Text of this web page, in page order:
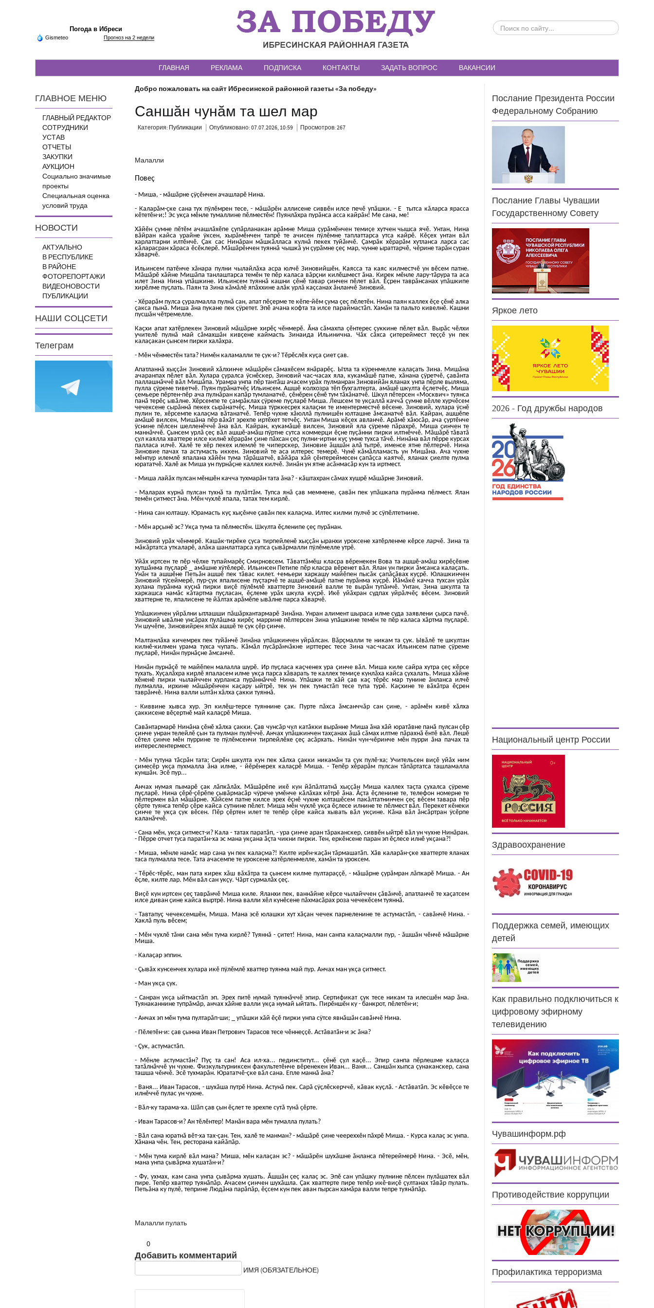
Погода в Ибреси
Gismeteo Прогноз на 2 недели
ПОИСК
ПО
ГЛАВНАЯ РЕКЛАМА ПОДПИСКА КОНТАКТЫ ЗАДАТЬ ВОПРОС ВАКАНСИИ
ГЛАВНОЕ МЕНЮ
ГЛАВНЫЙ РЕДАКТОР
СОТРУДНИКИ
УСТАВ
ОТЧЕТЫ
ЗАКУПКИ
АУКЦИОН
Социально значимые
проекты
Специальная оценка
условий труда
НОВОСТИ
АКТУАЛЬНО
В РЕСПУБЛИКЕ
В РАЙОНЕ
ФОТОРЕПОРТАЖИ
ВИДЕОНОВОСТИ
ПУБЛИКАЦИИ
НАШИ СОЦСЕТИ
Телеграм
Добро пожаловать на сайт Ибресинской районной газеты «За победу»
Саншăн чунăм та шел мар
Категория: Публикации Опубликовано: 07.07.2026, 10:59 Просмотров: 267
Малалли
Повеç
- Миша, - мăшăрне çÿçĕнчен ачашларĕ Нина.
- Каларăм-çке сана тух пÿлĕмрен тесе, - мăшăрĕн аллисене сиввĕн илсе печĕ упăшки. - Е
тытса кăларса ярасса
кĕтетĕн-и;! Эс укçа мĕнле тумаллине пĕлместĕн! Пуянлăхра пурăнса асса кайрăн! Ме сана, ме!
Хăйĕн çумне пĕтĕм ачашлăхĕпе çупăрланакан арăмне Миша çурăмĕнчен темиçе хутчен чышса ячĕ. Унтан, Нина
вăйран кайса урайне ÿксен, хырăмĕнчен тапрĕ те ачисен пÿлĕмне таплаттарса утса кайрĕ. Кĕçех унтан вăл
харлаттарни илтĕнчĕ. Çак сас Нинăран мăшкăлласа кулнă пекех туйăнчĕ. Çамрăк хĕрарăм хутланса ларса сас
кăларасран хăраса ĕсĕклерĕ. Мăшăрĕнчен туяннă чышкă ун çурăмне çеç мар, чунне ыраттарчĕ, чĕрине тарăн суран
хăварчĕ.
Ильинсем патĕнче хăнара пулни чылайлăха асра юлчĕ Зиновийшĕн. Каясса та каяс килместчĕ ун вĕсем патне.
Мăшăрĕ хăйне Мишăпа танлаштарса темĕн те пĕр каласа вăрçни килĕшмест ăна. Кирек мĕнле лару-тăрура та аса
илет Зина Нина упăшкине. Ильинсем туяннă кашни çĕнĕ тавар çинчен пĕлет вăл. Ĕçрен таврăнсанах упăшкипе
хирĕлме пуçлать. Паян та Зина кăмăлĕ япăххине алăк урлă каçсанах ăнланчĕ Зиновий.
- Хĕрарăм пулса çуралмалла пулнă сан, апат пĕçерме те кĕпе-йĕм çума çеç пĕлетĕн. Нина паян каллех ĕçе çĕнĕ алка
çакса пынă. Миша ăна пукане пек çÿретет. Эпĕ ачана кофта та илсе параймастăп. Хамăн та пальто кивелнĕ. Кашни
пусшăн чĕтремелле.
Каçхи апат хатĕрлекен Зиновий мăшăрне хирĕç чĕнмерĕ. Ăна сăмахпа çĕнтерес çуккине пĕлет вăл. Вырăс чĕлхи
учителĕ пулнă май сăмахшăн кивçене каймасть Зинаида Ильинична. Чăх сăхса çитереймест теççĕ ун пек
калаçакан çынсем пирки халăхра.
- Мĕн чĕнместĕн тата? Нимĕн каламалли те çук-и? Тĕрĕслĕх куçа çиет çав.
Апатланнă хыççăн Зиновий хăлхинче мăшăрĕн сăмахĕсем янăрарĕç. Ытла та кÿренмелле калаçать Зина. Мишăна
ачаранпах пĕлет вăл. Хулара çуралса ÿснĕскер, Зиновий час-часах яла, кукамăшĕ патне, хăнана çÿретчĕ, çавăнта
паллашнăччĕ вăл Мишăпа. Урамра унпа пĕр тантăш ачасем урăх пулманран Зиновийăн яланах унпа пĕрле выляма,
пулла çÿреме тиветчĕ. Пуян пурăнатчĕç Ильинсем. Ашшĕ колхозра тĕп бухгалтерта, амăшĕ шкулта ĕçлетчĕç. Миша
çемьере пĕртен-пĕр ача пулнăран капăр тумланатчĕ, çĕнĕрен çĕнĕ тум тăхăнатчĕ. Шкул пĕтерсен «Москвич» туянса
панă терĕç ывăлне. Хĕрсемпе те çамрăклах çÿреме пуçларĕ Миша. Лешсем те укçаллă каччă çумне вĕлле хурчĕсем
чечексене сырăннă пекех сырăнатчĕç. Миша тÿрккесрех калаçни те иментерместчĕ вĕсене. Зиновий, хулара ÿснĕ
пулин те, хĕрсемпе калаçма вăтанатчĕ. Тепĕр чухне хăюллă пулнишĕн юлташне ăмсанатчĕ вăл. Кайран, ашшĕпе
амăшĕ вилсен, Мишăна пĕр вăхăт эрехпе иртĕхет тетчĕç. Унтан Миша кĕçех авланчĕ. Арăмĕ хăюсăр, ача çуртĕнче
ÿснине пĕлсен шелленĕччĕ ăна вăл. Кайран, кукамăшĕ вилсен, Зиновий яла çÿреме пăрахрĕ, Миша çинчен те
маннăччĕ. Çынсем урлă çеç вăл ашшĕ-амăш пÿртне сутса коммерци ĕçне пуçăнни пирки илтнĕччĕ. Мăшăрĕ тăватă
çул каялла хваттере илсе килнĕ хĕрарăм çине пăхсан çеç пулни-иртни куç умне тухса тăчĕ. Нинăна вăл пĕрре курсах
палласа илчĕ. Халĕ те хĕр пекех илемлĕ те чиперскер, Зиновие ăшшăн алă тытрĕ, именсе ятне пĕлтерчĕ. Нина
Зиновие пачах та астумасть иккен. Зиновий те аса илтерес темерĕ. Чунĕ кăмăлламасть ун Мишăна. Ача чухне
мĕнпур илемлĕ япалана хăйĕн тума тăрăшатчĕ, вăйăра хăй çĕнтереймесен çапăçса каятчĕ, яланах çиелте пулма
юрататчĕ. Халĕ ак Миша ун пурнăçне каллех килчĕ. Зинăн ун ятне асăнмасăр кун та иртмест.
- Миша лайăх пулсан мĕншĕн качча тухмарăн тата ăна? - кăштахран сăмах хушрĕ мăшăрне Зиновий.
- Маларах курнă пулсан тухнă та пулăттăм. Тупса янă çав меммене, çавăн пек упăшкапа пурăнма пĕлмест. Ялан
темĕн çитмест ăна. Мĕн чухлĕ япала, татах тем кирлĕ.
- Нина сан юлташу. Юрамасть куç хыçĕнче çавăн пек калаçма. Илтес килми пулчĕ эс сÿпĕлтетнине.
- Мĕн арçынĕ эс? Укçа тума та пĕлместĕн. Шкулта ĕçленипе çеç пурăнан.
Зиновий урăх чĕнмерĕ. Кашăк-тирĕке çуса тирпейленĕ хыççăн ыранхи уроксене хатĕрленме кĕрсе ларчĕ. Зина та
мăкăртатса уткаларĕ, алăка шанлаттарса хупса çывăрмалли пÿлĕмелле утрĕ.
Уйăх иртсен те пĕр чĕлхе тупаймарĕç Смирновсем. Тăваттăмĕш класра вĕренекен Вова та ашшĕ-амăш хирĕçĕвне
хутшăнма пуçларĕ _ амăшне хÿтĕлерĕ. Ильинсен Петипе пĕр класра вĕренет вăл. Ялан ун пирки ăмсанса калаçать.
Унăн та ашшĕне Петьăн ашшĕ пек тăвас килет. +емьери харкашу майĕпен пысăк çапăçăвах куçрĕ. Юлашкинчен
Зиновий тÿсеймерĕ, пур-çук япалисене пуçтарчĕ те ашшĕ-амăшĕ патне пурăнма куçрĕ. Йăмăкĕ качча тухсан урăх
хулана пурăнма куçнă пирки виçĕ пÿлĕмлĕ хваттерте Зиновий валли те вырăн тупăнчĕ. Унтан, Зина шкулта та
харкашса намăс кăтартма пуçласан, ĕçлеме урăх шкула куçрĕ. Икĕ уйăхран судпах уйрăлчĕç вĕсем. Зиновий
хваттерне те, япалисене те йăлтах арăмĕпе ывăлне парса хăварчĕ.
Упăшкинчен уйрăлни ытлашши пăшăрхантармарĕ Зинăна. Унран алимент шыраса илме суда заявлени çырса пачĕ.
Зиновий ывăлне унсăрах пулăшма хирĕç маррине пĕлтерсен Зина упăшкине темĕн те пĕр каласа хăртма пуçларĕ.
Ун шучĕпе, Зиновийрен япăх ашшĕ те çук çĕр çинче.
Малтанлăха кичемрех пек туйăнчĕ Зинăна упăшкинчен уйрăлсан. Вăрçмалли те никам та çук. Ывăлĕ те шкултан
килнĕ-килмен урама тухса чупать. Кăмăл пусăрăнчăкне ирттерес тесе Зина час-часах Ильинсем патне çÿреме
пуçларĕ, Нинăн пурнăçне ăмсанчĕ.
Нинăн пурнăçĕ те майĕпен малалла шурĕ. Ир пуçласа каçченех ура çинче вăл. Миша киле сайра хутра çеç кĕрсе
тухать. Хуçалăхра кирлĕ япаласем илме укçа парса хăварать те каллех темиçе кунлăха кайса çухалать. Миша хăйне
хĕненĕ пирки чылайччен хурланса пурăннăччĕ Нина. Упăшки те хăй çав каç тĕрĕс мар тунине ăнланса илчĕ
пулмалла, ирхине мăшăрĕнчен каçару ыйтрĕ, тек ун пек тумастăп тесе тупа турĕ. Каçхине те вăхăтра ĕçрен
таврăнчĕ. Нина валли ылтăн хăлха çакки туяннă.
- Киввине хывса хур. Эп килĕш-терсе туяннине çак. Пурте пăхса ăмсанччăр сан çине, - арăмĕн кивĕ хăлха
çаккисене вĕçертнĕ май калаçрĕ Миша.
Савăнтармарĕ Нинăна çĕнĕ хăлха çакки. Çав чунсăр чул катăкки вырăнне Миша ăна хăй юратăвне панă пулсан çĕр
çинче унран телейлĕ çын та пулман пулĕччĕ. Анчах упăшкинчен тахçанах ăшă сăмах илтме пăрахнă ĕнтĕ вăл. Лешĕ
сĕтел çинче мĕн пуррине те пÿлĕмсенчи тирпейлĕхе çеç асăрхать. Нинăн чун-чĕринче мĕн пурри ăна пачах та
интереслентермест.
- Мĕн тутуна тăсрăн тата; Сирĕн шкулта кун пек хăлха çакки никамăн та çук пулĕ-ха; Учительсен виçĕ уйăх ним
çимесĕр укçа пухмалла ăна илме, - йĕрĕнерех калаçрĕ Миша. - Тепĕр хĕрарăм пулсан тăпăртатса ташламалла
куншăн. Эсĕ пур...
Анчах нумая пымарĕ çак лăпкăлăх. Мăшăрĕпе икĕ кун йăпăлтатнă хыççăн Миша каллех таçта çухалса çÿреме
пуçларĕ. Нина çĕрĕ-çĕрĕпе çывăрмасăр чÿрече умĕнче кăлăхах кĕтрĕ ăна. Ăçта ĕçленине те, телефон номерне те
пĕлтермен вăл мăшăрне. Хăйсем патне килсе эрех ĕçнĕ чухне юлташĕсем пакăлтатнинчен çеç вĕсем тавара пĕр
çĕрте туянса тепĕр çĕре кайса сутнине пĕлет. Миша мĕн чухлĕ укçа ĕçлесе илнине те пĕлмест вăл. Перекет кĕнеки
çинче те укçа çук вĕсен. Пĕр çĕртен илет те тепĕр çĕре кайса хывать вăл укçине. Кăна вăл ăнсăртран ÿсĕрпе
каланăччĕ.
- Сана мĕн, укçа çитмест-и? Кала - татах паратăп, - ура çинче аран тăраканскер, сиввĕн ыйтрĕ вăл ун чухне Нинăран.
- Пĕрре отчет туса паратăн-ха эс мана укçана ăçта чикни пирки. Тен, еркĕнсене паран эп ĕçлесе илнĕ укçана?!
- Миша, мĕнле намăс мар сана ун пек калаçма?! Килте ирĕн-каçăн тăрмашатăп. Хăв каларăн-çке хваттерте яланах
таса пулмалла тесе. Тата ачасемпе те уроксене хатĕрленмелле, хамăн та уроксем.
- Тĕрĕс-тĕрĕс, ман пата кирек хăш вăхăтра та çынсем килме пултараççĕ, - мăшăрне çурăмран лăпкарĕ Миша. - Ан
ĕçле, килте лар. Мĕн вăл сан укçу. Чăрт сурмалăх çеç.
Виçĕ кун иртсен çеç таврăнчĕ Миша киле. Яланхи пек, ваннăйне кĕрсе чылайччен çăвăнчĕ, апатланчĕ те хаçатсем
илсе диван çине кайса выртрĕ. Нина валли хĕл кунĕсене пăхмасăрах роза чечекĕсем туяннă.
- Тавтапуç чечексемшĕн, Миша. Мана эсĕ юлашки хут хăçан чечек парнеленине те астумастăп, - савăнчĕ Нина. -
Хаклă пуль вĕсем;
- Мĕн чухлĕ тăни сана мĕн тума кирлĕ?Туяннă - çитет! Нина, ман санпа калаçмалли пур, - ăшшăн чĕнчĕ мăшăрне
Миша.
- Калаçар эппин.
- Çывăх кунсенчех хулара икĕ пÿлĕмлĕ хваттер туянма май пур. Анчах ман укçа çитмест.
- Ман укçа çук.
- Санран укçа ыйтмастăп эп. Эрех питĕ нумай туяннăччĕ эпир. Сертификат çук тесе никам та илесшĕн мар ăна.
Туянаканнине тупрăмăр, анчах хăйне валли укçа нумай ыйтать. Пирĕншĕн ку - банкрот, пĕлетĕн-и;
- Анчах эп мĕн тума пултарăп-ши; _ упăшки хăй ĕçĕ пирки унпа сÿтсе явнăшăн савăнчĕ Нина.
- Пĕлетĕн-и: çав çынна Иван Петрович Тарасов тесе чĕннеççĕ. Астăватăн-и эс ăна?
- Çук, астумастăп.
- Мĕнле астумастăн? Пуç та сан! Аса ил-ха... пединститут... çĕнĕ çул каçĕ... Эпир санпа пĕрлешме калаçса
татăлнăччĕ ун чухне. Физкультурниксен факультетĕнче вĕренекен Иван... Ваня... Саншăн хыпса çунаканскер, сана
ташша чĕнчĕ. Эсĕ тухмарăн. Юрататчĕ-çке вăл сана. Епле маннă ăна?
- Ваня... Иван Тарасов, - шухăша путрĕ Нина. Астунă пек. Сарă çÿçлĕскерччĕ, кăвак куçлă. - Астăватăп. Эс кĕвĕçсе те
илнĕччĕ пулас ун чухне.
- Вăл-ку тарама-ха. Шăп çав çын ĕçлет те эрехпе сутă тунă çĕрте.
- Иван Тарасов-и? Ан тĕлĕнтер! Манăн вара мĕн тумалла пулать?
- Вăл сана юратнă вĕт-ха тах-çан. Тен, халĕ те манман? - мăшăрĕ çине чеереххĕн пăхрĕ Миша. - Курса калаç эс унпа.
Хăнана чĕн. Тен, ресторана кайăпăр.
- Мĕн тума кирлĕ вăл мана? Миша, мĕн калаçан эс? - мăшăрĕн шухăшне ăнланса пĕтереймерĕ Нина. - Эсĕ, мĕн,
мана унпа çывăрма хушатăн-и?
- Фу, ухмах, кам сана унпа çывăрма хушать. Ăшшăн çеç калаç эс. Эпĕ сан упăшку пулнине пĕлсен пулăшатех вăл
пире. Тепĕр хваттер туянăпăр. Ачасем çинчен шухăшла. Çак хваттерте пире тепĕр икĕ-виçĕ çултанах тăвăр пулать.
Петьăна ку пулĕ, теприне Людăна парăпăр, ĕçсем кун пек аван пырсан хамăра валли тепре туянăпăр.
Малалли пулать
0
Добавить комментарий
ИМЯ (ОБЯЗАТЕЛЬНОЕ)
Послание Президента России
Федеральному Собранию
Послание Главы Чувашии
Государственному Совету
Яркое лето
2026 - Год дружбы народов
Национальный центр России
Здравоохранение
Поддержка семей, имеющих
детей
Как правильно подключиться к
цифровому эфирному
телевидению
Чувашинформ.рф
Противодействие коррупции
Профилактика терроризма